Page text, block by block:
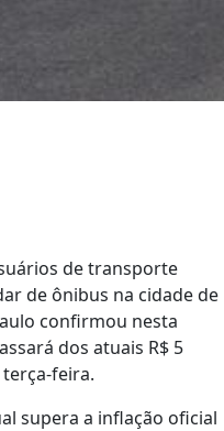
de transporte
de ônibus na cidade de
confirmou nesta
dos atuais R$ 5
feira.
supera a inflação oficial